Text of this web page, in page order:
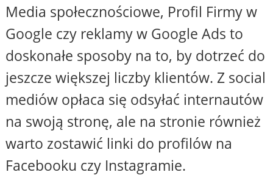
Media społecznościowe, Profil Firmy w
Google czy reklamy w Google Ads to
doskonałe sposoby na to, by dotrzeć do
jeszcze większej liczby klientów. Z social
mediów opłaca się odsyłać internautów
na swoją stronę, ale na stronie również
warto zostawić linki do profilów na
Facebooku czy Instagramie.